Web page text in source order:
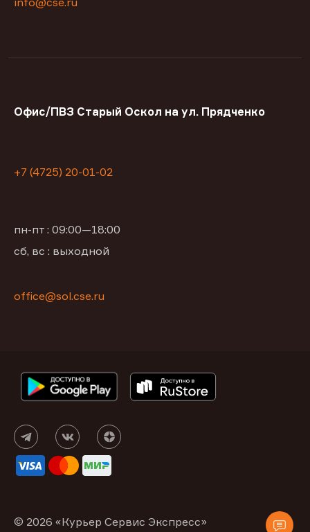
Офис/ПВЗ Старый Оскол на ул. Прядченко
+7 (4725) 20-01-02
пн-пт : 09:00—18:00
сб, вс : выходной
office@sol.cse.ru
© 2026 «Курьер Сервис Экспресс»